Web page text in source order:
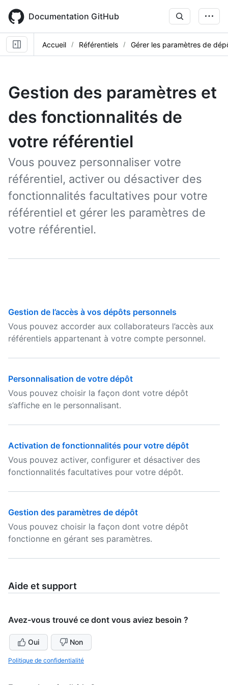
main
content
Documentation GitHub
Accueil Référentiels Gérer les paramètres de
Gestion des paramètres et
des fonctionnalités de
votre référentiel
Vous pouvez personnaliser votre
référentiel, activer ou désactiver des
fonctionnalités facultatives pour votre
référentiel et gérer les paramètres de
votre référentiel.
Gestion de l’accès à vos dépôts personnels
Vous pouvez accorder aux collaborateurs l’accès aux
référentiels appartenant à votre compte personnel.
Personnalisation de votre dépôt
Vous pouvez choisir la façon dont votre dépôt
s’affiche en le personnalisant.
Activation de fonctionnalités pour votre dépôt
Vous pouvez activer, configurer et désactiver des
fonctionnalités facultatives pour votre dépôt.
Gestion des paramètres de dépôt
Vous pouvez choisir la façon dont votre dépôt
fonctionne en gérant ses paramètres.
Aide et support
Avez-vous trouvé ce dont vous aviez besoin ?
Oui Non
Politique de confidentialité